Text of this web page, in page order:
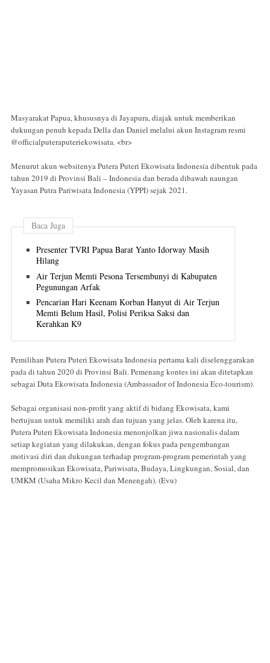
Masyarakat Papua, khususnya di Jayapura, diajak untuk memberikan
dukungan penuh kepada Della dan Daniel melalui akun Instagram resmi
@officialputeraputeriekowisata. <br>
Menurut akun websitenya Putera Puteri Ekowisata Indonesia dibentuk pada
tahun 2019 di Provinsi Bali – Indonesia dan berada dibawah naungan
Yayasan Putra Pariwisata Indonesia (YPPI) sejak 2021.
Baca Juga
Presenter TVRI Papua Barat Yanto Idorway Masih
Hilang
Air Terjun Memti Pesona Tersembunyi di Kabupaten
Pegunungan Arfak
Pencarian Hari Keenam Korban Hanyut di Air Terjun
Memti Belum Hasil, Polisi Periksa Saksi dan
Kerahkan K9
Pemilihan Putera Puteri Ekowisata Indonesia pertama kali diselenggarakan
pada di tahun 2020 di Provinsi Bali. Pemenang kontes ini akan ditetapkan
sebagai Duta Ekowisata Indonesia (Ambassador of Indonesia Eco-tourism).
Sebagai organisasi non-profit yang aktif di bidang Ekowisata, kami
bertujuan untuk memiliki arah dan tujuan yang jelas. Oleh karena itu,
Putera Puteri Ekowisata Indonesia menonjolkan jiwa nasionalis dalam
setiap kegiatan yang dilakukan, dengan fokus pada pengembangan
motivasi diri dan dukungan terhadap program-program pemerintah yang
mempromosikan Ekowisata, Pariwisata, Budaya, Lingkungan, Sosial, dan
UMKM (Usaha Mikro Kecil dan Menengah). (Evu)